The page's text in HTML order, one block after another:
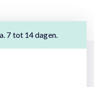
7 tot 14 dagen.